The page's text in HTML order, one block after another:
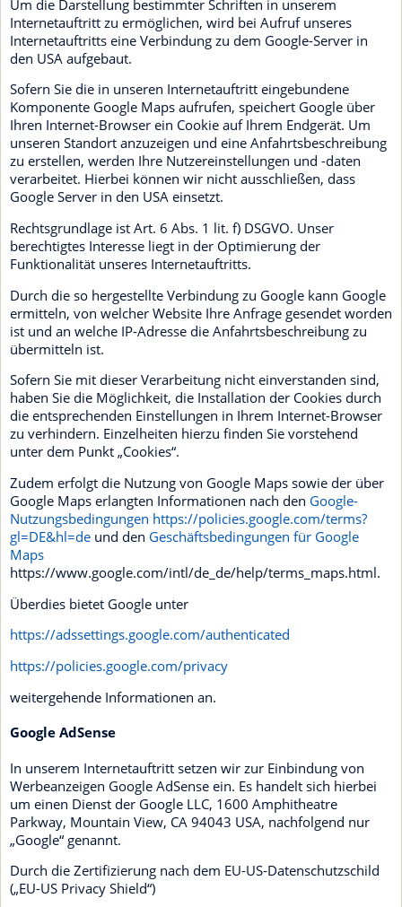
Um die Darstellung bestimmter Schriften in unserem
Internetauftritt zu ermöglichen, wird bei Aufruf unseres
Internetauftritts eine Verbindung zu dem Google-Server in
den USA aufgebaut.
Sofern Sie die in unseren Internetauftritt eingebundene
Komponente Google Maps aufrufen, speichert Google über
Ihren Internet-Browser ein Cookie auf Ihrem Endgerät. Um
unseren Standort anzuzeigen und eine Anfahrtsbeschreibung
zu erstellen, werden Ihre Nutzereinstellungen und -daten
verarbeitet. Hierbei können wir nicht ausschließen, dass
Google Server in den USA einsetzt.
Rechtsgrundlage ist Art. 6 Abs. 1 lit. f) DSGVO. Unser
berechtigtes Interesse liegt in der Optimierung der
Funktionalität unseres Internetauftritts.
Durch die so hergestellte Verbindung zu Google kann Google
ermitteln, von welcher Website Ihre Anfrage gesendet worden
ist und an welche IP-Adresse die Anfahrtsbeschreibung zu
übermitteln ist.
Sofern Sie mit dieser Verarbeitung nicht einverstanden sind,
haben Sie die Möglichkeit, die Installation der Cookies durch
die entsprechenden Einstellungen in Ihrem Internet-Browser
zu verhindern. Einzelheiten hierzu finden Sie vorstehend
unter dem Punkt „Cookies“.
Zudem erfolgt die Nutzung von Google Maps sowie der über
Google Maps erlangten Informationen nach den Google-
Nutzungsbedingungen https://policies.google.com/terms?
gl=DE&hl=de und den Geschäftsbedingungen für Google
Maps
https://www.google.com/intl/de_de/help/terms_maps.html.
Überdies bietet Google unter
https://adssettings.google.com/authenticated
https://policies.google.com/privacy
weitergehende Informationen an.
Google AdSense
In unserem Internetauftritt setzen wir zur Einbindung von
Werbeanzeigen Google AdSense ein. Es handelt sich hierbei
um einen Dienst der Google LLC, 1600 Amphitheatre
Parkway, Mountain View, CA 94043 USA, nachfolgend nur
„Google“ genannt.
Durch die Zertifizierung nach dem EU-US-Datenschutzschild
(„EU-US Privacy Shield“)